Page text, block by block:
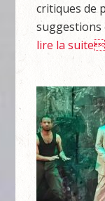
critiques de
suggestions
lire la